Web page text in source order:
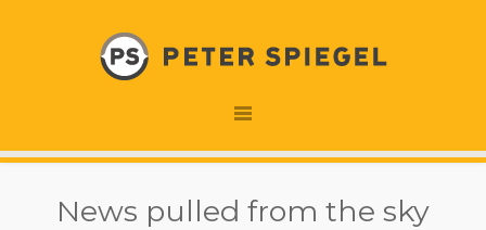
News pulled from the sky